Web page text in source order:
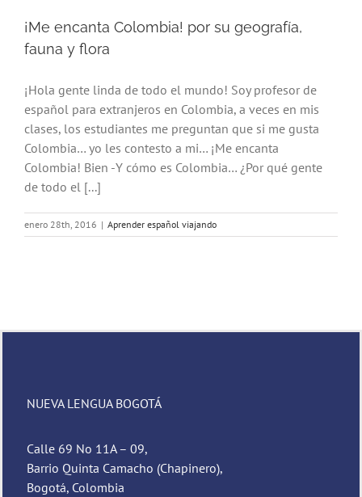
¡Me encanta Colombia! por su geografía,
fauna y flora
¡Hola gente linda de todo el mundo! Soy profesor de
español para extranjeros en Colombia, a veces en mis
clases, los estudiantes me preguntan que si me gusta
Colombia… yo les contesto a mi… ¡Me encanta
Colombia! Bien -Y cómo es Colombia… ¿Por qué gente
de todo el [...]
enero 28th, 2016 | Aprender español viajando
NUEVA LENGUA BOGOTÁ
Calle 69 No 11A – 09,
Barrio Quinta Camacho (Chapinero),
Bogotá, Colombia